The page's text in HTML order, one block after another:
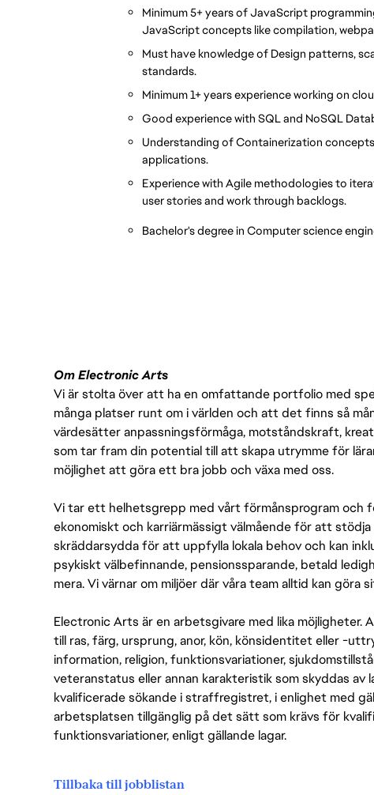
Minimum 5+ years of JavaScript
JavaScript concepts like compilation,
Must have knowledge of Design patterns,
standards.
Minimum 1+ years experience working on
Good experience with SQL and NoSQL
Understanding of Containerization
applications.
Experience with Agile methodologies to
user stories and work through backlogs.
Bachelor's degree in Computer science
Om Electronic Arts
Vi är stolta över att ha en omfattande portfolio med
många platser runt om i världen och att det finns så
värdesätter anpassningsförmåga, motståndskraft,
som tar fram din potential till att skapa utrymme för
möjlighet att göra ett bra jobb och växa med oss.
Vi tar ett helhetsgrepp med vårt förmånsprogram och
ekonomiskt och karriärmässigt välmående för att
skräddarsydda för att uppfylla lokala behov och kan
psykiskt välbefinnande, pensionssparande, betald
mera. Vi värnar om miljöer där våra team alltid kan göra
Electronic Arts är en arbetsgivare med lika möjligheter.
till ras, färg, ursprung, anor, kön, könsidentitet eller -
information, religion, funktionsvariationer,
veteranstatus eller annan karakteristik som skyddas av
kvalificerade sökande i straffregistret, i enlighet med
arbetsplatsen tillgänglig på det sätt som krävs för
funktionsvariationer, enligt gällande lagar.
Tillbaka till jobblistan